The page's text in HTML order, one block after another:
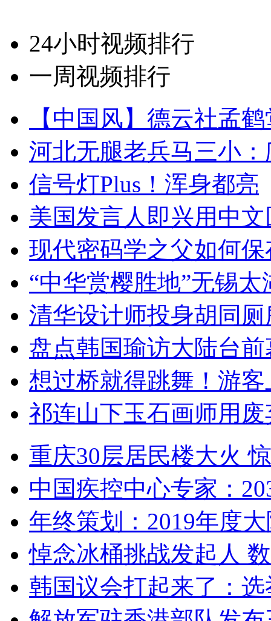
24小时视频排行
一周视频排行
【中国风】德云社孟
河北无腿老兵马三小
信号灯Plus！浑身都亮
美国发言人即兴用中
现代密码学之父如何
“中华赏樱胜地”无锡
清华设计师投身胡同
盘点韩国瑜访大陆台
想过桥就得跳舞！游客
祁连山下玉石画师用
重庆30层居民楼大火
中国疾控中心专家：
年终策划：2019年度
悼念冰桶挑战发起人
韩国议会打起来了：